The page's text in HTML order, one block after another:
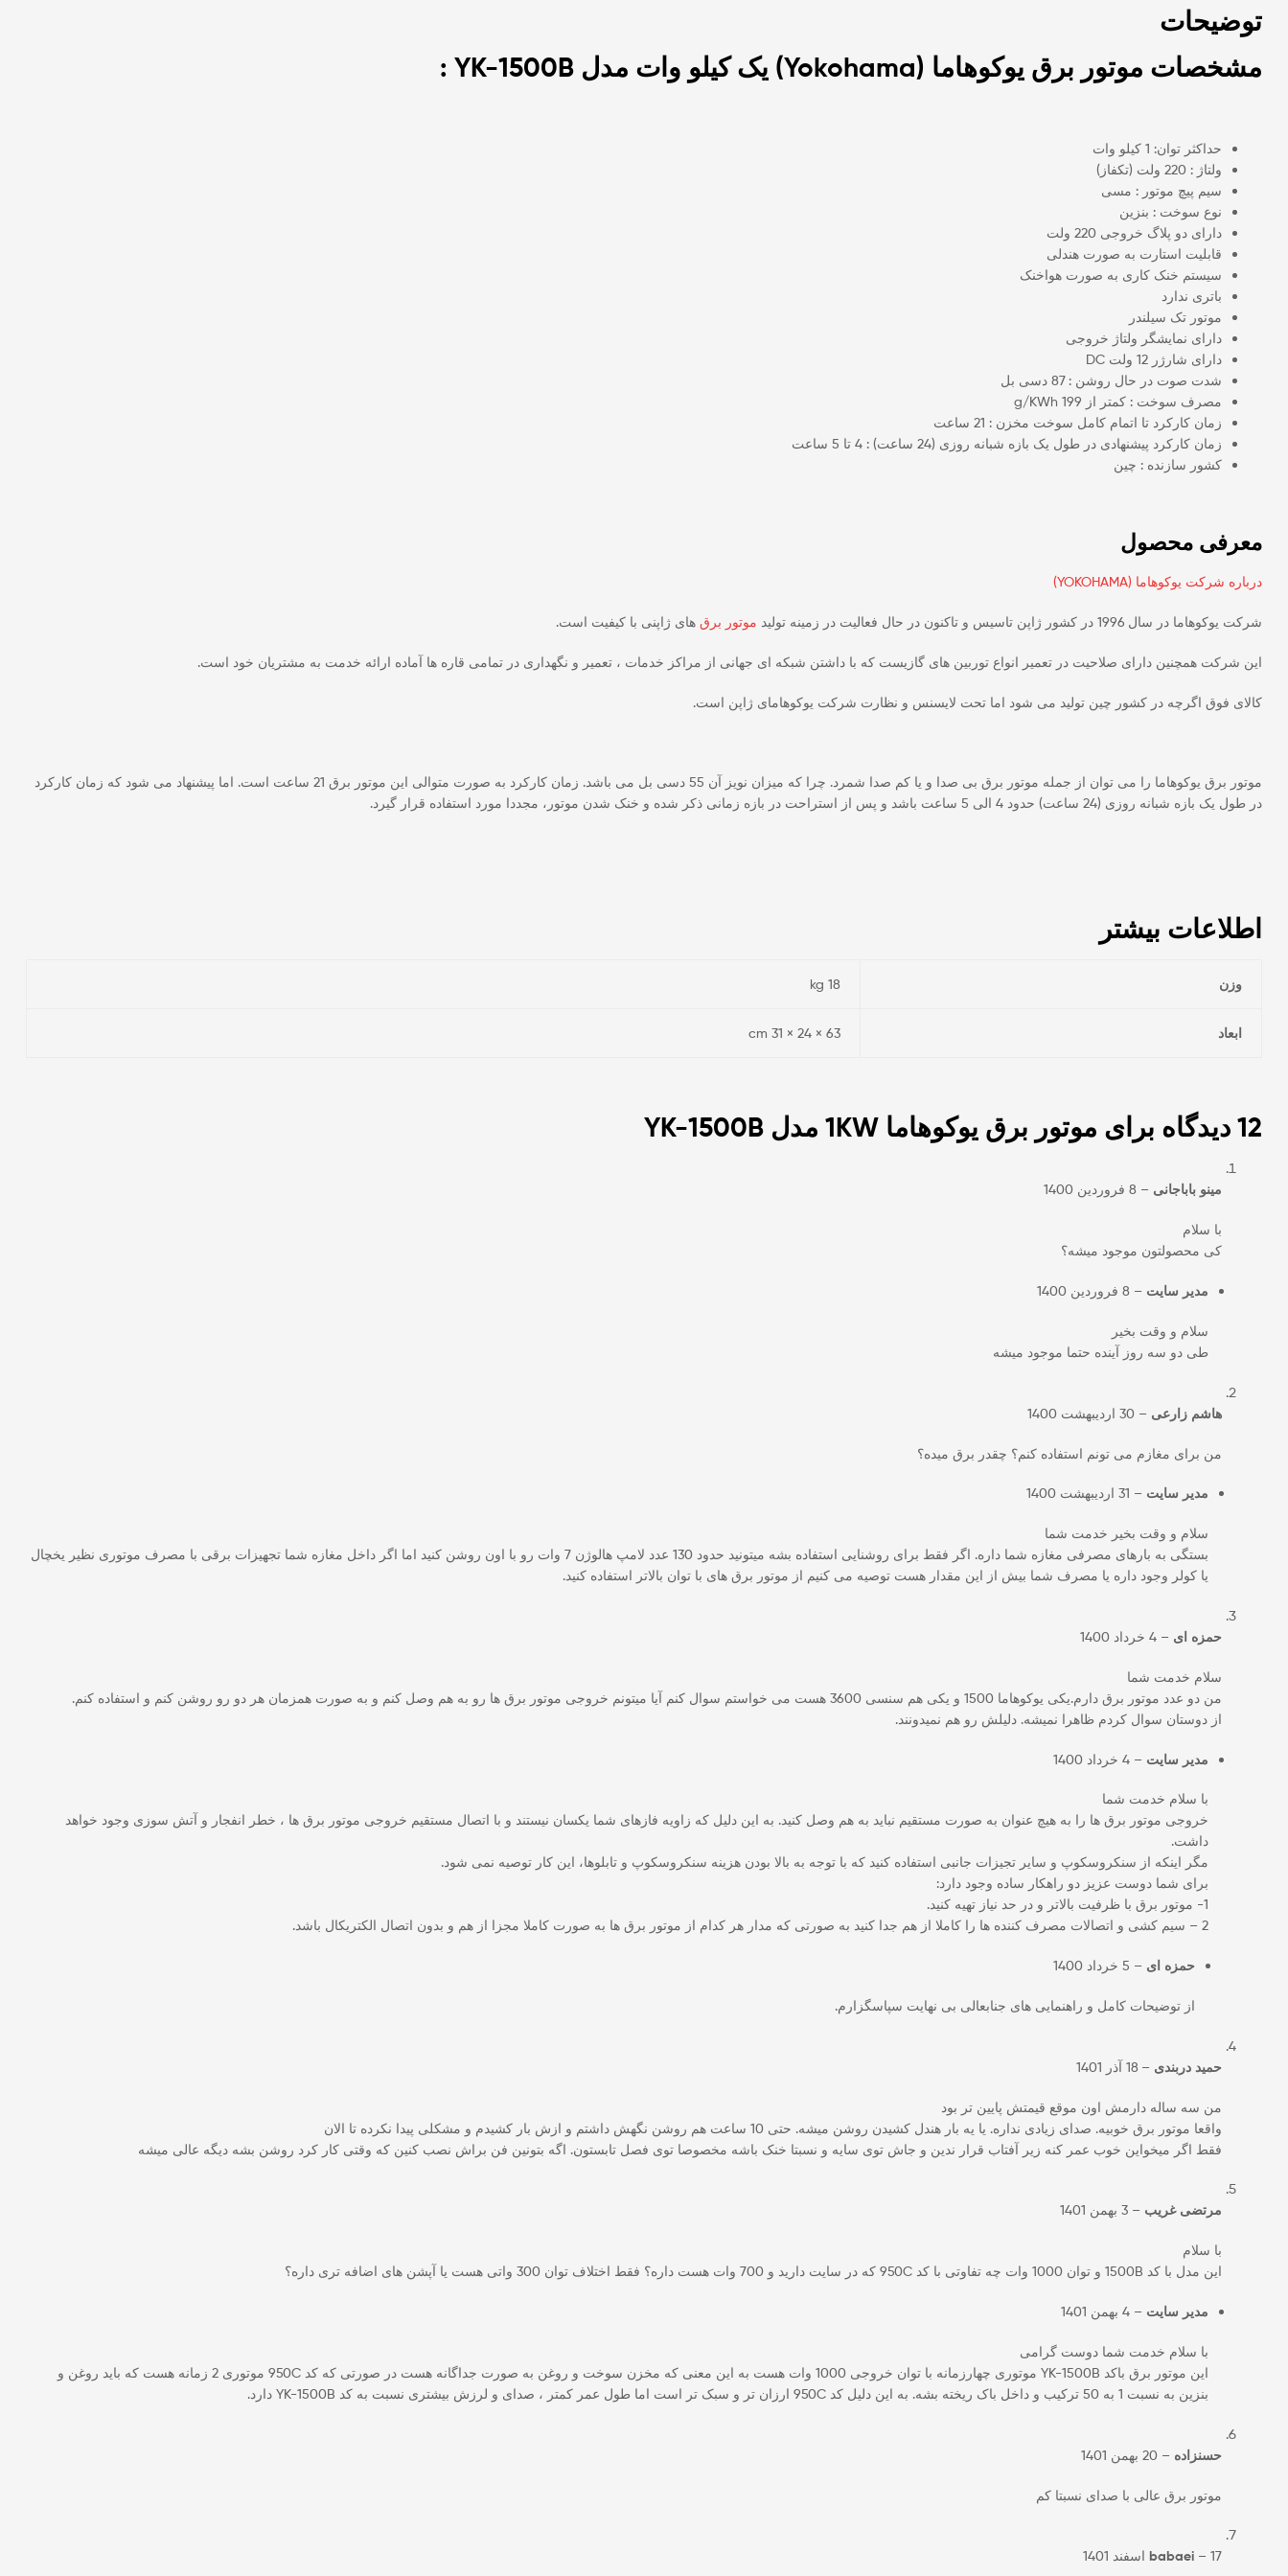
توضیحات
مشخصات موتور برق یوکوهاما (Yokohama) یک کیلو وات مدل YK-1500B :
حداکثر توان: 1 کیلو وات
ولتاژ : 220 ولت (تکفاز)
سیم پیچ موتور : مسی
نوع سوخت : بنزین
دارای دو پلاگ خروجی 220 ولت
قابلیت استارت به صورت هندلی
سیستم خنک کاری به صورت هواخنک
باتری ندارد
موتور تک سیلندر
دارای نمایشگر ولتاژ خروجی
دارای شارژر 12 ولت DC
شدت صوت در حال روشن : 87 دسی بل
مصرف سوخت : کمتر از 199 g/KWh
زمان کارکرد تا اتمام کامل سوخت مخزن : 21 ساعت
زمان کارکرد پیشنهادی در طول یک بازه شبانه روزی (24 ساعت) : 4 تا 5 ساعت
کشور سازنده : چین
معرفی محصول
درباره شرکت یوکوهاما (YOKOHAMA)
شرکت یوکوهاما در سال 1996 در کشور ژاپن تاسیس و تاکنون در حال فعالیت در زمینه تولید موتور برق های ژاپنی با کیفیت است.
این شرکت همچنین دارای صلاحیت در تعمیر انواع توربین های گازیست که با داشتن شبکه ای جهانی از مراکز خدمات ، تعمیر و نگهداری در تمامی قاره ها آماده ارائه خدمت به مشتریان خود است.
کالای فوق اگرچه در کشور چین تولید می شود اما تحت لایسنس و نظارت شرکت یوکوهامای ژاپن است.
موتور برق یوکوهاما را می توان از جمله موتور برق بی صدا و یا کم صدا شمرد. چرا که میزان نویز آن 55 دسی بل می باشد. زمان کارکرد به صورت متوالی این موتور برق 21 ساعت است. اما پیشنهاد می شود که زمان کارکرد
در طول یک بازه شبانه روزی (24 ساعت) حدود 4 الی 5 ساعت باشد و پس از استراحت در بازه زمانی ذکر شده و خنک شدن موتور، مجددا مورد استفاده قرار گیرد.
اطلاعات بیشتر
وزن 18 kg
ابعاد 63 × 24 × 31 cm
12 دیدگاه برای موتور برق یوکوهاما 1KW مدل YK-1500B
مینو باباجانی – 8 فروردین 1400
با سلام
کی محصولتون موجود میشه؟
مدیر سایت – 8 فروردین 1400
سلام و وقت بخیر
طی دو سه روز آینده حتما موجود میشه
هاشم زارعی – 30 اردیبهشت 1400
من برای مغازم می تونم استفاده کنم؟ چقدر برق میده؟
مدیر سایت – 31 اردیبهشت 1400
سلام و وقت بخیر خدمت شما
بستگی به بارهای مصرفی مغازه شما داره. اگر فقط برای روشنایی استفاده بشه میتونید حدود 130 عدد لامپ هالوژن 7 وات رو با اون روشن کنید اما اگر داخل مغازه شما تجهیزات برقی با مصرف موتوری نظیر یخچال
یا کولر وجود داره یا مصرف شما بیش از این مقدار هست توصیه می کنیم از موتور برق های با توان بالاتر استفاده کنید.
حمزه ای – 4 خرداد 1400
سلام خدمت شما
من دو عدد موتور برق دارم.یکی یوکوهاما 1500 و یکی هم سنسی 3600 هست می خواستم سوال کنم آیا میتونم خروجی موتور برق ها رو به هم وصل کنم و به صورت همزمان هر دو رو روشن کنم و استفاده کنم.
از دوستان سوال کردم ظاهرا نمیشه. دلیلش رو هم نمیدونند.
مدیر سایت – 4 خرداد 1400
با سلام خدمت شما
خروجی موتور برق ها را به هیچ عنوان به صورت مستقیم نباید به هم وصل کنید. به این دلیل که زاویه فازهای شما یکسان نیستند و با اتصال مستقیم خروجی موتور برق ها ، خطر انفجار و آتش سوزی وجود خواهد
داشت.
مگر اینکه از سنکروسکوپ و سایر تجیزات جانبی استفاده کنید که با توجه به بالا بودن هزینه سنکروسکوپ و تابلوها، این کار توصیه نمی شود.
برای شما دوست عزیز دو راهکار ساده وجود دارد:
1- موتور برق با ظرفیت بالاتر و در حد نیاز تهیه کنید.
2 – سیم کشی و اتصالات مصرف کننده ها را کاملا از هم جدا کنید به صورتی که مدار هر کدام از موتور برق ها به صورت کاملا مجزا از هم و بدون اتصال الکتریکال باشد.
حمزه ای – 5 خرداد 1400
از توضیحات کامل و راهنمایی های جنابعالی بی نهایت سپاسگزارم.
حمید دربندی – 18 آذر 1401
من سه ساله دارمش اون موقع قیمتش پایین تر بود
واقعا موتور برق خوبیه. صدای زیادی نداره. یا یه بار هندل کشیدن روشن میشه. حتی 10 ساعت هم روشن نگهش داشتم و ازش بار کشیدم و مشکلی پیدا نکرده تا الان
فقط اگر میخواین خوب عمر کنه زیر آفتاب قرار ندین و جاش توی سایه و نسبتا خنک باشه مخصوصا توی فصل تابستون. اگه بتونین فن براش نصب کنین که وقتی کار کرد روشن بشه دیگه عالی میشه
مرتضی غریب – 3 بهمن 1401
با سلام
این مدل با کد 1500B و توان 1000 وات چه تفاوتی با کد 950C که در سایت دارید و 700 وات هست داره؟ فقط اختلاف توان 300 واتی هست یا آپشن های اضافه تری داره؟
مدیر سایت – 4 بهمن 1401
با سلام خدمت شما دوست گرامی
این موتور برق باکد YK-1500B موتوری چهارزمانه با توان خروجی 1000 وات هست به این معنی که مخزن سوخت و روغن به صورت جداگانه هست در صورتی که کد 950C موتوری 2 زمانه هست که باید روغن و
بنزین به نسبت 1 به 50 ترکیب و داخل باک ریخته بشه. به این دلیل کد 950C ارزان تر و سبک تر است اما طول عمر کمتر ، صدای و لرزش بیشتری نسبت به کد YK-1500B دارد.
حسنزاده – 20 بهمن 1401
موتور برق عالی با صدای نسبتا کم
babaei – 17 اسفند 1401